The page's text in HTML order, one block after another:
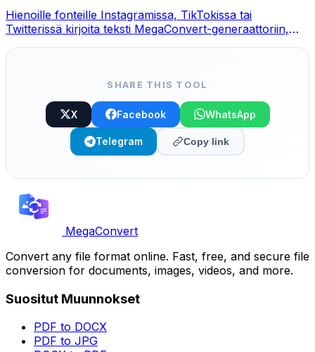
Hienoille fonteille Instagramissa, TikTokissa tai
Twitterissä kirjoita teksti MegaConvert-generaattoriin,
SHARE THIS TOOL
X Facebook WhatsApp
Telegram Copy link
MegaConvert
Convert any file format online. Fast, free, and secure file
conversion for documents, images, videos, and more.
Suositut Muunnokset
PDF to DOCX
PDF to JPG